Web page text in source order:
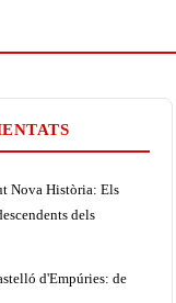
Nova Història: Els
dels
d'Empúries: de